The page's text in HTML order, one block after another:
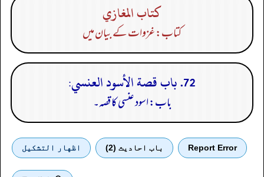
كتاب المغازي
کتاب: غزوات کے بیان میں
72. باب قصة الأسود العنسي:
باب: اسود عنسی کا قصہ۔
Report Error باب احادیث (2) اظهار التشكيل